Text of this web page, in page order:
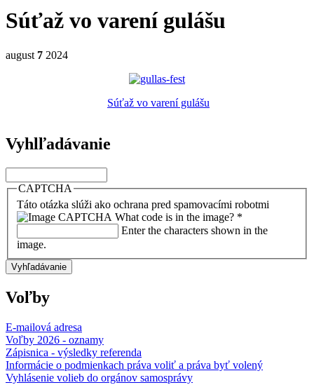
Súťaž vo varení gulášu
august 7 2024
Súťaž vo varení gulášu
Vyhlľadávanie
CAPTCHA
Táto otázka slúži ako ochrana pred spamovacími robotmi
What code is in the image? *
Enter the characters shown in the
image.
Voľby
E-mailová adresa
Voľby 2026 - oznamy
Zápisnica - výsledky referenda
Informácie o podmienkach práva voliť a práva byť volený
Vyhlásenie volieb do orgánov samosprávy